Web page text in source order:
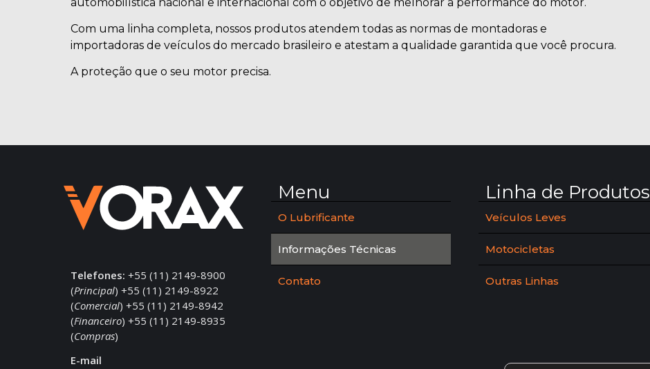
Com uma linha completa, nossos produtos atendem todas as normas de montadoras e
importadoras de veículos do mercado brasileiro e atestam a qualidade garantida que você procura.
A proteção que o seu motor precisa.
Telefones: +55 (11) 2149-8900
(Principal) +55 (11) 2149-8922
(Comercial) +55 (11) 2149-8942
(Financeiro) +55 (11) 2149-8935
(Compras)
E-mail
Menu
O Lubrificante
Informações Técnicas
Contato
Linha de Produtos
Veículos Leves
Motocicletas
Outras Linhas